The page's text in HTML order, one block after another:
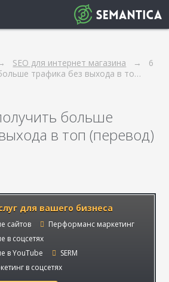
SEO для интернет магазина
6
трафика без выхода в то…
больше
в топ (перевод)
для вашего бизнеса
сайтов
Перформанс маркетинг
в соцсетях
в YouTube
SERM
в соцсетях